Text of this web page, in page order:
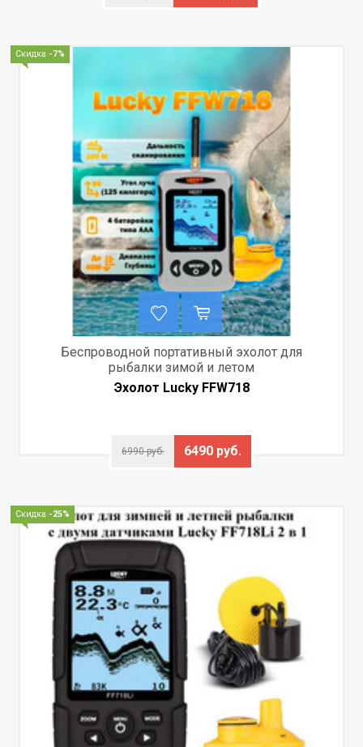
Скидка -7%
Беспроводной портативный эхолот для
рыбалки зимой и летом
Эхолот Lucky FFW718
6990 руб. 6490 руб.
Скидка -25%